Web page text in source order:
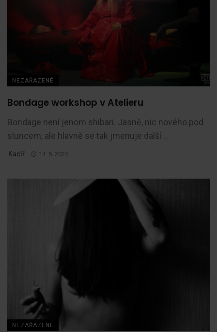
NEZAŘAZENÉ
Bondage workshop v Atelieru
Bondage není jenom shibari. Jasně, nic nového pod
sluncem, ale hlavně se tak jmenuje další ...
Kacíř 14. 5. 2025
NEZAŘAZENÉ